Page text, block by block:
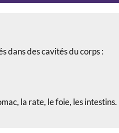
dans des cavités du corps :
la rate, le foie, les intestins.